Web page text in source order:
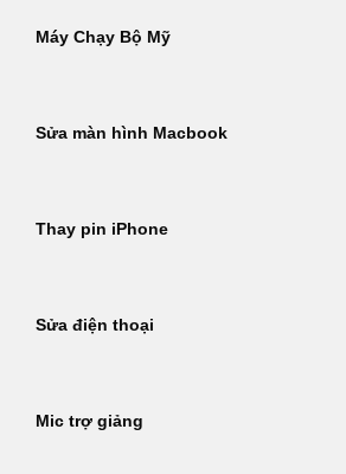
Máy Chạy Bộ Mỹ
Sửa màn hình Macbook
Thay pin iPhone
Sửa điện thoại
Mic trợ giảng